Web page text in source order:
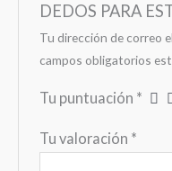
DEDOS PARA
Tu dirección de correo
campos obligatorios
Tu puntuación *
Tu valoración *